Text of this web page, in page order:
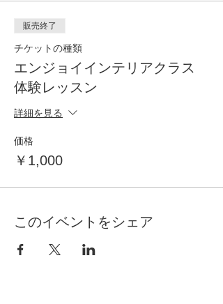
販売終了
チケットの種類
エンジョイインテリアクラス
体験レッスン
詳細を見る
価格
￥1,000
このイベントをシェア